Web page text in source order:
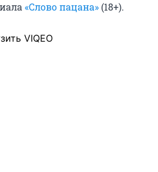
«Слово пацана» (18+).
VIQEO